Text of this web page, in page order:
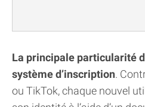
La principale particularité
système d’inscription.
ou TikTok, chaque nouvel